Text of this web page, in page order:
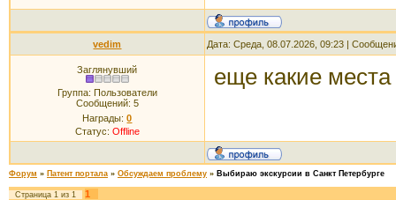
vedim Дата: Среда, 08.07.2026, 09:23 |
Заглянувший
Группа: Пользователи
Сообщений: 5
Награды:0
Статус: Offline
еще какие
Форум » Патент портала » Обсуждаем проблему » Выбираю экскурсии в Санкт Петербурге
Страница 1 из 1 1